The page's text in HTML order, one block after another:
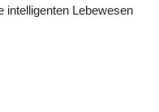
intelligenten Lebewesen